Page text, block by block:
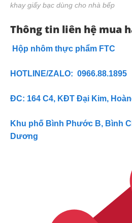
khay giấy bạc dùng cho nhà bếp
Thông tin liên hệ mua
Hộp nhôm thực phẩm FTC
HOTLINE/ZALO: 0966.88.1895
ĐC: 164 C4, KĐT Đại Kim,
Khu phố Bình Phước B, Bình
Dương